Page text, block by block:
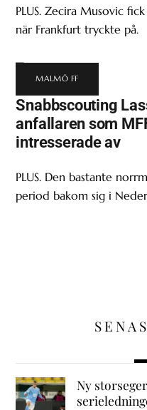
PLUS. Zecira Musovic
när Frankfurt tryckte på.
MALMÖ FF
Snabbscouting
anfallaren som
intresserade av
PLUS. Den bastante
period bakom sig i
Ny